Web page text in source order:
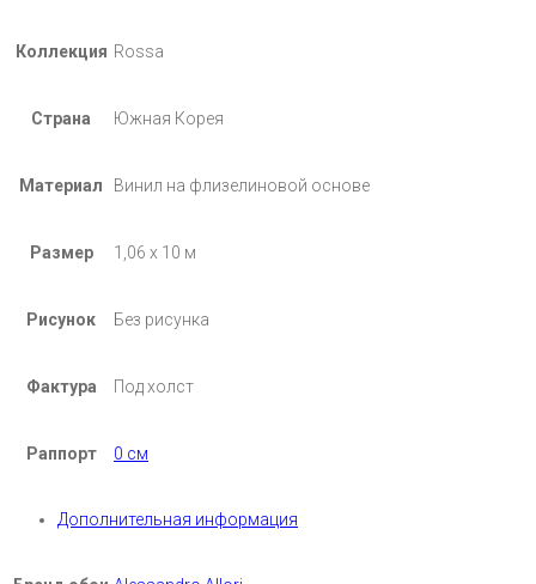
Коллекция Rossa
Страна Южная Корея
Материал Винил на флизелиновой основе
Размер 1,06 х 10 м
Рисунок Без рисунка
Фактура Под холст
Раппорт 0 см
Дополнительная информация